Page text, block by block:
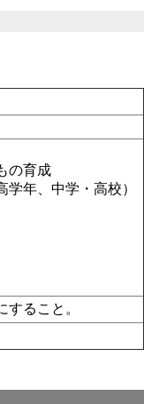
の育成
年、中学・高校）
ること。